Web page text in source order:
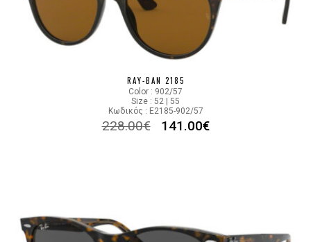
Lens Color GREEN
Color code 902/31
RAY-BAN 2185
Color : 902/57
Size : 52 | 55
Κωδικός : E2185-902/57
228.00€ 141.00€